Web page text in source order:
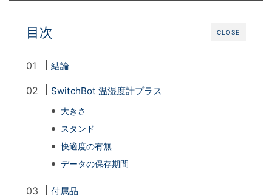
CLOSE
目次
結論
SwitchBot 温湿度計プラス
大きさ
スタンド
快適度の有無
データの保存期間
付属品